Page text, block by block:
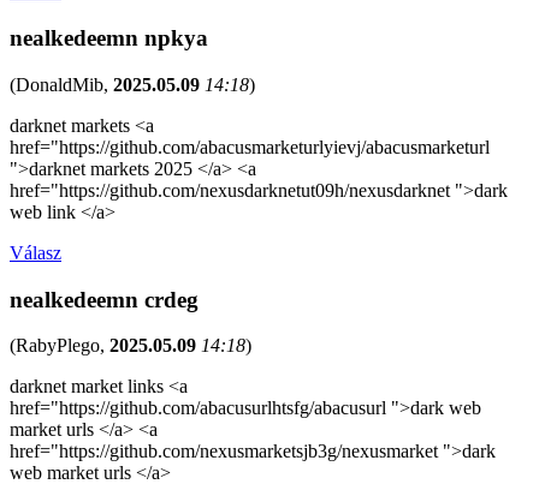
nealkedeemn npkya
(DonaldMib, 2025.05.09 14:18)
darknet markets <a
href="https://github.com/abacusmarketurlyievj/abacusmarketurl
">darknet markets 2025 </a> <a
href="https://github.com/nexusdarknetut09h/nexusdarknet ">dark
web link </a>
Válasz
nealkedeemn crdeg
(RabyPlego, 2025.05.09 14:18)
darknet market links <a
href="https://github.com/abacusurlhtsfg/abacusurl ">dark web
market urls </a> <a
href="https://github.com/nexusmarketsjb3g/nexusmarket ">dark
web market urls </a>